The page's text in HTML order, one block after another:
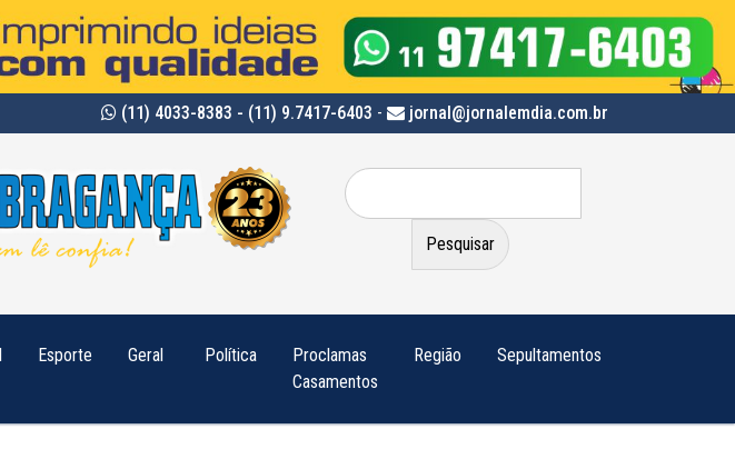
(11) 4033-8383 - (11) 9.7417-6403 - jornal@jornalemdia.com.br
Pesquisar
por:
Esporte Geral Política
Proclamas
Casamentos
Região Sepultamentos